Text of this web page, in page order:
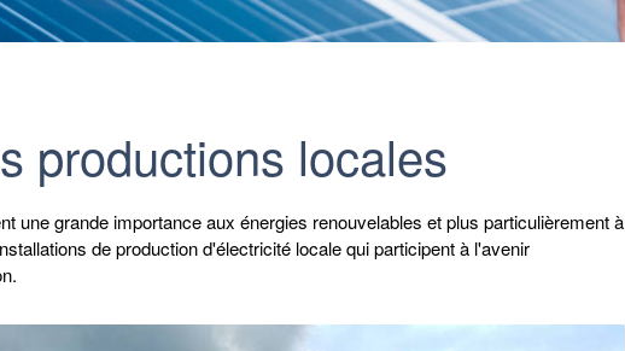
productions locales
une grande importance aux énergies renouvelables et plus particulièrement à
de production d'électricité locale qui participent à l'avenir